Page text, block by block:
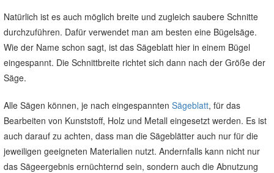
Natürlich ist es auch möglich breite und zugleich saubere Schnitte
durchzuführen. Dafür verwendet man am besten eine Bügelsäge.
Wie der Name schon sagt, ist das Sägeblatt hier in einem Bügel
eingespannt. Die Schnittbreite richtet sich dann nach der Größe der
Säge.
Alle Sägen können, je nach eingespannten Sägeblatt, für das
Bearbeiten von Kunststoff, Holz und Metall eingesetzt werden. Es ist
auch darauf zu achten, dass man die Sägeblätter auch nur für die
jeweiligen geeigneten Materialien nutzt. Andernfalls kann nicht nur
das Sägeergebnis ernüchternd sein, sondern auch die Abnutzung